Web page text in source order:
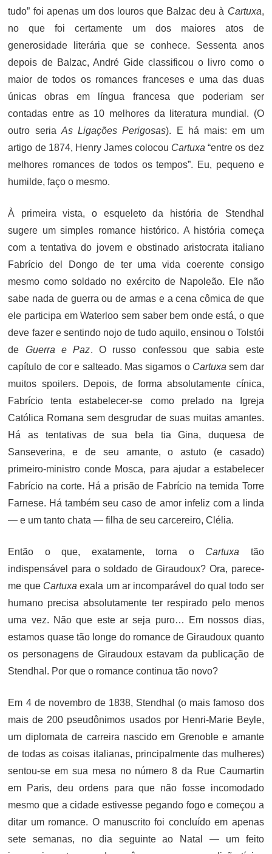
tudo” foi apenas um dos louros que Balzac deu à Cartuxa,
no que foi certamente um dos maiores atos de
generosidade literária que se conhece. Sessenta anos
depois de Balzac, André Gide classificou o livro como o
maior de todos os romances franceses e uma das duas
únicas obras em língua francesa que poderiam ser
contadas entre as 10 melhores da literatura mundial. (O
outro seria As Ligações Perigosas). E há mais: em um
artigo de 1874, Henry James colocou Cartuxa “entre os dez
melhores romances de todos os tempos”. Eu, pequeno e
humilde, faço o mesmo.
À primeira vista, o esqueleto da história de Stendhal
sugere um simples romance histórico. A história começa
com a tentativa do jovem e obstinado aristocrata italiano
Fabrício del Dongo de ter uma vida coerente consigo
mesmo como soldado no exército de Napoleão. Ele não
sabe nada de guerra ou de armas e a cena cômica de que
ele participa em Waterloo sem saber bem onde está, o que
deve fazer e sentindo nojo de tudo aquilo, ensinou o Tolstói
de Guerra e Paz. O russo confessou que sabia este
capítulo de cor e salteado. Mas sigamos o Cartuxa sem dar
muitos spoilers. Depois, de forma absolutamente cínica,
Fabrício tenta estabelecer-se como prelado na Igreja
Católica Romana sem desgrudar de suas muitas amantes.
Há as tentativas de sua bela tia Gina, duquesa de
Sanseverina, e de seu amante, o astuto (e casado)
primeiro-ministro conde Mosca, para ajudar a estabelecer
Fabrício na corte. Há a prisão de Fabrício na temida Torre
Farnese. Há também seu caso de amor infeliz com a linda
— e um tanto chata — filha de seu carcereiro, Clélia.
Então o que, exatamente, torna o Cartuxa tão
indispensável para o soldado de Giraudoux? Ora, parece-
me que Cartuxaexala um ar incomparável do qual todo ser
humano precisa absolutamente ter respirado pelo menos
uma vez. Não que este ar seja puro… Em nossos dias,
estamos quase tão longe do romance de Giraudoux quanto
os personagens de Giraudoux estavam da publicação de
Stendhal. Por que o romance continua tão novo?
Em 4 de novembro de 1838, Stendhal (o mais famoso dos
mais de 200 pseudônimos usados ​​por Henri-Marie Beyle,
um diplomata de carreira nascido em Grenoble e amante
de todas as coisas italianas, principalmente das mulheres)
sentou-se em sua mesa no número 8 da Rue Caumartin
em Paris, deu ordens para que não fosse incomodado
mesmo que a cidade estivesse pegando fogo e começou a
ditar um romance. O manuscrito foi concluído em apenas
sete semanas, no dia seguinte ao Natal — um feito